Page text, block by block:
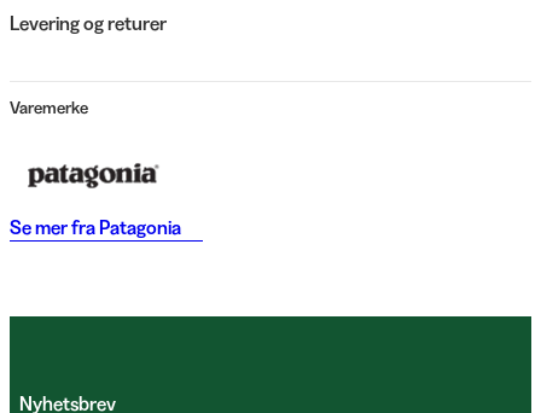
Levering og returer
Varemerke
Se mer fra Patagonia
Nyhetsbrev